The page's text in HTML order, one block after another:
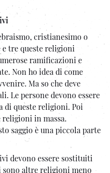
cristianesimo o
tre queste religioni
ramificazioni e
Non ho idea di come
Ma so che deve
Le persone devono essere
di queste religioni. Poi
in massa.
saggio è una piccola parte
devono essere sostituiti
altre religioni meno